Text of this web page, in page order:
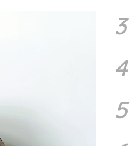
3
4
5